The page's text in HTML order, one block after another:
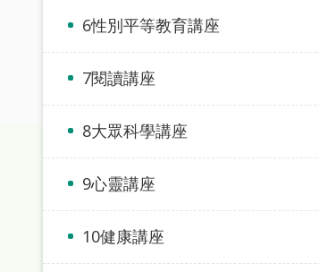
6性別平等教育講座
7閱讀講座
8大眾科學講座
9心靈講座
10健康講座